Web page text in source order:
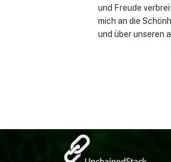
und Freude
mich an die
und über unseren